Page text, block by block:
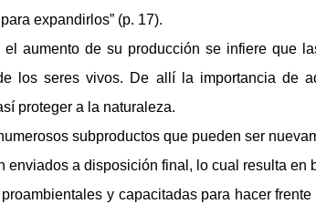
expandirlos” (p. 17).
aumento de su producción se infiere que
los seres vivos. De allí la importancia de
proteger a la naturaleza.
subproductos que pueden ser
a disposición final, lo cual resulta en
y capacitadas para hacer